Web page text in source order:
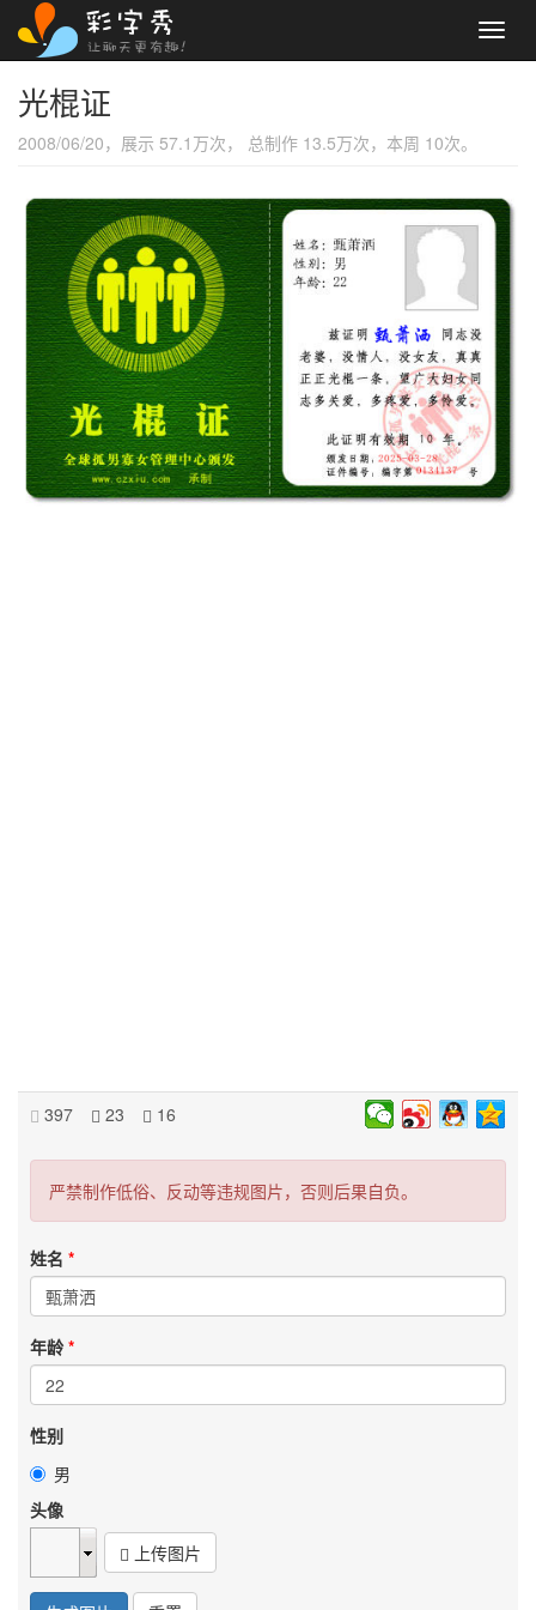
光棍证
2008/06/20，展示 57.1万次， 总制作 13.5万次，本周 10次。
397 23 16
严禁制作低俗、反动等违规图片，否则后果自负。
姓名
年龄
性别
男
头像
上传图片